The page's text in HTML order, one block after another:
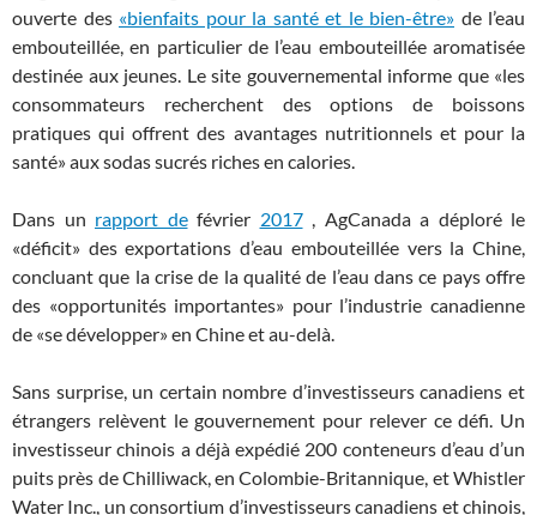
ouverte des «bienfaits pour la santé et le bien-être» de l’eau
embouteillée, en particulier de l’eau embouteillée aromatisée
destinée aux jeunes. Le site gouvernemental informe que «les
consommateurs recherchent des options de boissons
pratiques qui offrent des avantages nutritionnels et pour la
santé» aux sodas sucrés riches en calories.
Dans un rapport defévrier 2017, AgCanada a déploré le
«déficit» des exportations d’eau embouteillée vers la Chine,
concluant que la crise de la qualité de l’eau dans ce pays offre
des «opportunités importantes» pour l’industrie canadienne
de «se développer» en Chine et au-delà.
Sans surprise, un certain nombre d’investisseurs canadiens et
étrangers relèvent le gouvernement pour relever ce défi. Un
investisseur chinois a déjà expédié 200 conteneurs d’eau d’un
puits près de Chilliwack, en Colombie-Britannique, et Whistler
Water Inc., un consortium d’investisseurs canadiens et chinois,